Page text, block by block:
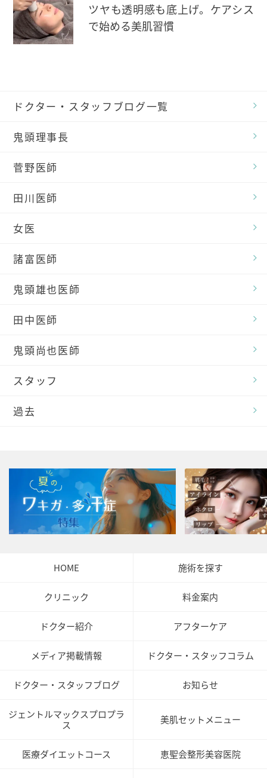
ツヤも透明感も底上げ。ケアシス
で始める美肌習慣
ドクター・スタッフブログ一覧
鬼頭理事長
菅野医師
田川医師
女医
諸富医師
鬼頭雄也医師
田中医師
鬼頭尚也医師
スタッフ
過去
HOME 施術を探す
クリニック 料金案内
ドクター紹介 アフターケア
メディア掲載情報 ドクター・スタッフコラム
ドクター・スタッフブログ お知らせ
ジェントルマックスプロプラ
ス
美肌セットメニュー
医療ダイエットコース 恵聖会整形美容医院